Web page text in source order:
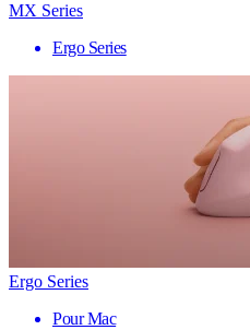
MX Series
Ergo Series
Ergo Series
Pour Mac